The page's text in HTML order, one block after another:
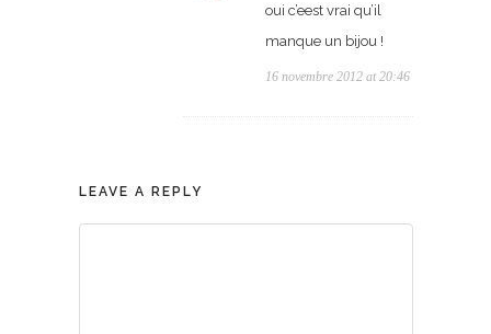
oui c’eest vrai qu’il
manque un bijou !
16 novembre 2012 at 20:46
LEAVE A REPLY